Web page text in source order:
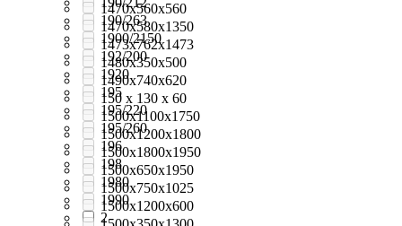
190/263
1900/2150
192/200
1920
195
195/220
195/260
196
198
1980
1990
2
1470x560x560
1470х580х1350
1473x762x1473
1480х350х500
1490x740x620
150 x 130 x 60
1500x1100x1750
1500x1200x1800
1500x1800x1950
1500x650x1950
1500x750x1025
1500х1200х600